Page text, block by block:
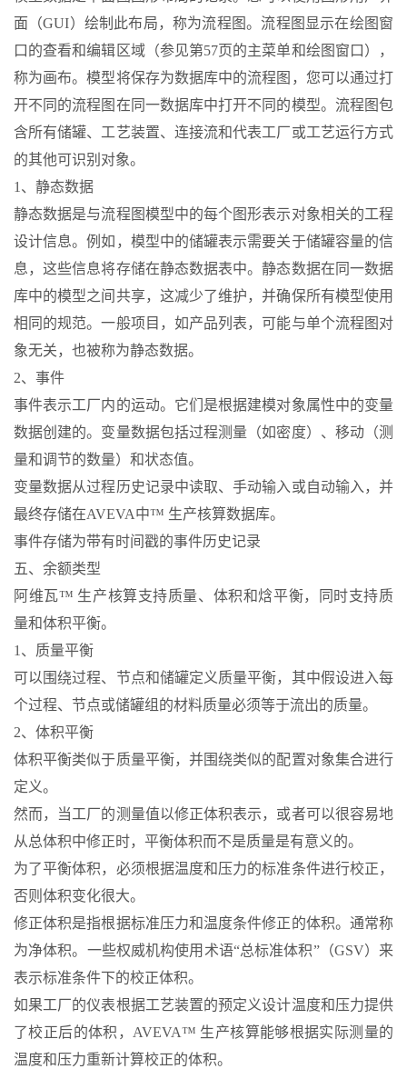
面（GUI）绘制此布局，称为流程图。流程图显示在绘图窗
口的查看和编辑区域（参见第57页的主菜单和绘图窗口），
称为画布。模型将保存为数据库中的流程图，您可以通过打
开不同的流程图在同一数据库中打开不同的模型。流程图包
含所有储罐、工艺装置、连接流和代表工厂或工艺运行方式
的其他可识别对象。
1、静态数据
静态数据是与流程图模型中的每个图形表示对象相关的工程
设计信息。例如，模型中的储罐表示需要关于储罐容量的信
息，这些信息将存储在静态数据表中。静态数据在同一数据
库中的模型之间共享，这减少了维护，并确保所有模型使用
相同的规范。一般项目，如产品列表，可能与单个流程图对
象无关，也被称为静态数据。
2、事件
事件表示工厂内的运动。它们是根据建模对象属性中的变量
数据创建的。变量数据包括过程测量（如密度）、移动（测
量和调节的数量）和状态值。
变量数据从过程历史记录中读取、手动输入或自动输入，并
最终存储在AVEVA中™ 生产核算数据库。
事件存储为带有时间戳的事件历史记录
五、余额类型
阿维瓦™ 生产核算支持质量、体积和焓平衡，同时支持质
量和体积平衡。
1、质量平衡
可以围绕过程、节点和储罐定义质量平衡，其中假设进入每
个过程、节点或储罐组的材料质量必须等于流出的质量。
2、体积平衡
体积平衡类似于质量平衡，并围绕类似的配置对象集合进行
定义。
然而，当工厂的测量值以修正体积表示，或者可以很容易地
从总体积中修正时，平衡体积而不是质量是有意义的。
为了平衡体积，必须根据温度和压力的标准条件进行校正，
否则体积变化很大。
修正体积是指根据标准压力和温度条件修正的体积。通常称
为净体积。一些权威机构使用术语“总标准体积”（GSV）来
表示标准条件下的校正体积。
如果工厂的仪表根据工艺装置的预定义设计温度和压力提供
了校正后的体积，AVEVA™ 生产核算能够根据实际测量的
温度和压力重新计算校正的体积。